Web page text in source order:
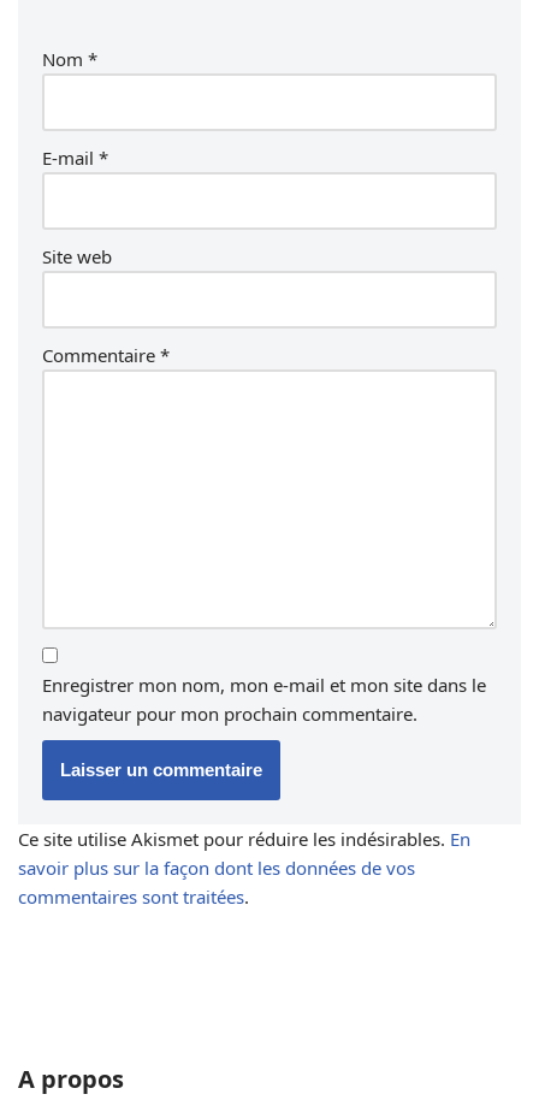
Nom *
E-mail *
Site web
Commentaire *
Enregistrer mon nom, mon e-mail et mon site dans le
navigateur pour mon prochain commentaire.
Ce site utilise Akismet pour réduire les indésirables. En
savoir plus sur la façon dont les données de vos
commentaires sont traitées.
A propos